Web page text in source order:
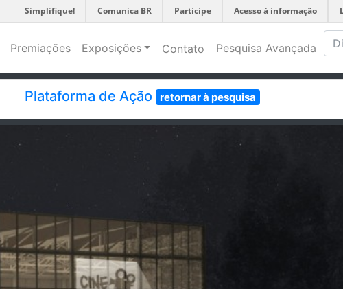
Simplifique! Comunica BR Participe Acesso à informação
Premiações Exposições Contato Pesquisa Avançada
Plataforma de Ação retornar à pesquisa